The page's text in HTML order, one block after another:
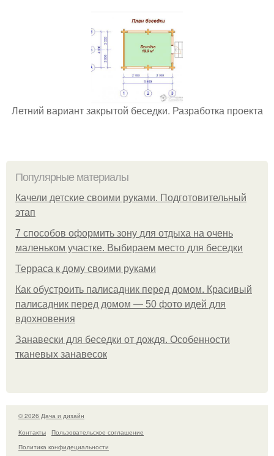
Летний вариант закрытой беседки. Разработка проекта
Популярные материалы
Качели детские своими руками. Подготовительный
этап
7 способов оформить зону для отдыха на очень
маленьком участке. Выбираем место для беседки
Терраса к дому своими руками
Как обустроить палисадник перед домом. Красивый
палисадник перед домом — 50 фото идей для
вдохновения
Занавески для беседки от дождя. Особенности
тканевых занавесок
© 2026 Дача и дизайн
Контакты
Пользовательское соглашение
Политика конфидециальности